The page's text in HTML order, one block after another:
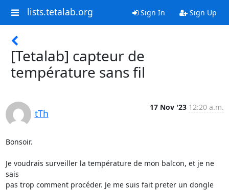
lists.tetalab.org Sign In Sign Up
[Tetalab] capteur de
température sans fil
tTh
17 Nov '23 12:20 a.m.
Bonsoir.
Je voudrais surveiller la température de mon balcon, et je ne
sais
pas trop comment procéder. Je me suis fait preter un dongle